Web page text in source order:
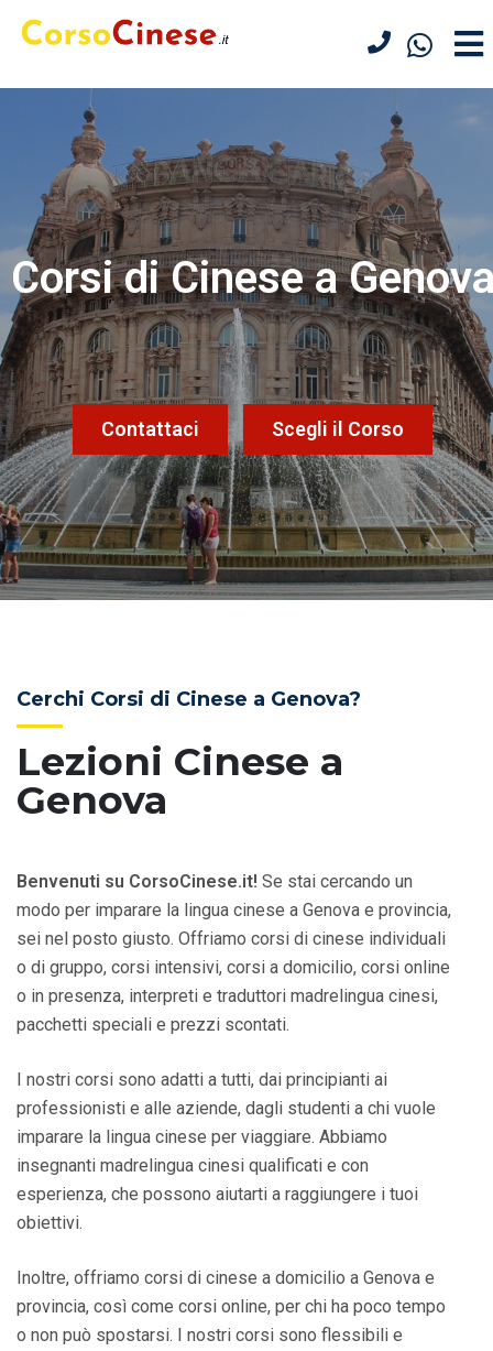
Corsi di Cinese a
Contattaci Scegli il Corso
Lezioni Cinese a
Genova
Cerchi Corsi di Cinese a Genova?
Benvenuti su CorsoCinese.it! Se stai cercando un
modo per imparare la lingua cinese a Genova e provincia,
sei nel posto giusto. Offriamo corsi di cinese individuali
o di gruppo, corsi intensivi, corsi a domicilio, corsi online
o in presenza, interpreti e traduttori madrelingua cinesi,
pacchetti speciali e prezzi scontati.
I nostri corsi sono adatti a tutti, dai principianti ai
professionisti e alle aziende, dagli studenti a chi vuole
imparare la lingua cinese per viaggiare. Abbiamo
insegnanti madrelingua cinesi qualificati e con
esperienza, che possono aiutarti a raggiungere i tuoi
obiettivi.
Inoltre, offriamo corsi di cinese a domicilio a Genova e
provincia, così come corsi online, per chi ha poco tempo
o non può spostarsi. I nostri corsi sono flessibili e